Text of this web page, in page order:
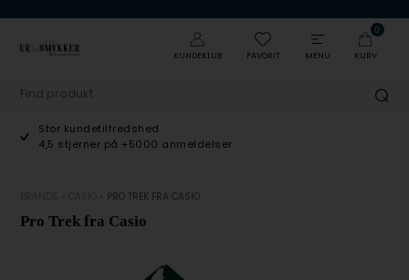
KUNDEKLUB FAVORIT MENU
0
KURV
Stor kundetilfredshed
4,5 stjerner på +5000 anmeldelser
PRO TREK FRA CASIO
Pro Trek fra Casio